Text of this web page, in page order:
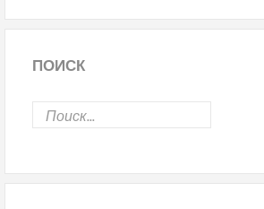
ПОИСК